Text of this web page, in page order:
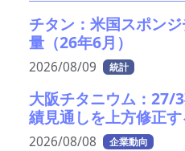
チタン：米国スポン
量（26年6月）
2026/08/09 統計
大阪チタニウム：27/
績見通しを上方修正す
2026/08/08 企業動向